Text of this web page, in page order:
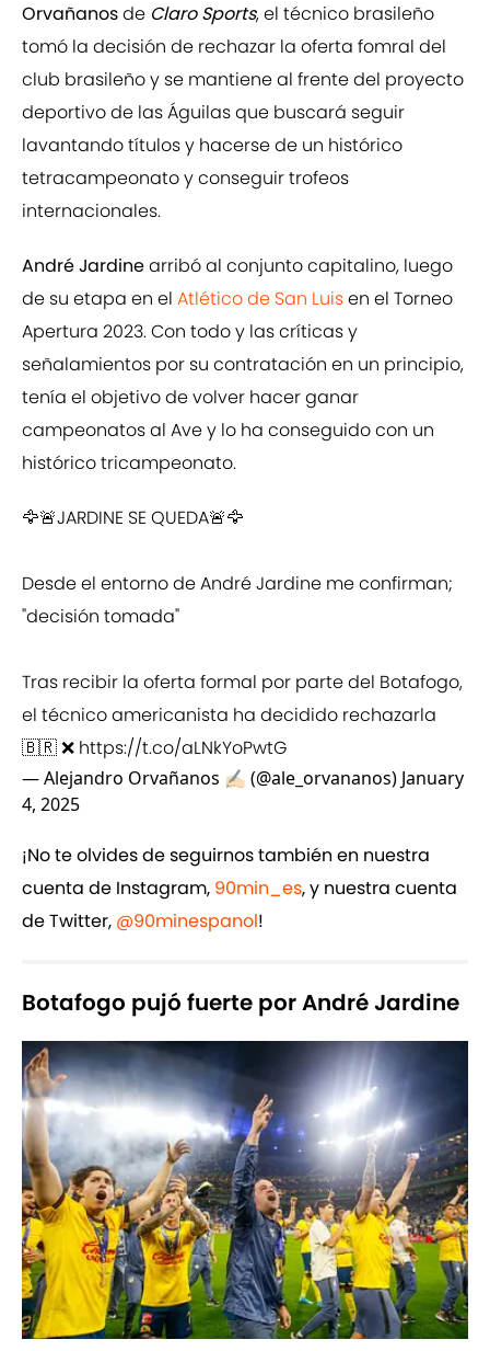
Orvañanosde Claro Sports, el técnico brasileño
tomó la decisión de rechazar la oferta fomral del
club brasileño y se mantiene al frente del proyecto
deportivo de las Águilas que buscará seguir
lavantando títulos y hacerse de un histórico
tetracampeonato y conseguir trofeos
internacionales.
André Jardinearribó al conjunto capitalino, luego
de su etapa en el Atlético de San Luisen el Torneo
Apertura 2023. Con todo y las críticas y
señalamientos por su contratación en un principio,
tenía el objetivo de volver hacer ganar
campeonatos al Ave y lo ha conseguido con un
histórico tricampeonato.
🦅🚨JARDINE SE QUEDA🚨🦅
Desde el entorno de André Jardine me confirman;
"decisión tomada"
Tras recibir la oferta formal por parte del Botafogo,
el técnico americanista ha decidido rechazarla
🇧🇷 ❌ https://t.co/aLNkYoPwtG
— Alejandro Orvañanos ✍🏻 (@ale_orvananos) January
4, 2025
¡No te olvides de seguirnos también en nuestra
cuenta de Instagram, 90min_es, y nuestra cuenta
de Twitter, @90minespanol!
Botafogo pujó fuerte por André Jardine